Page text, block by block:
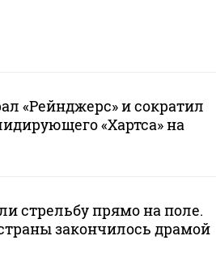
«Рейнджерс» и сократил
«Хартса» на
стрельбу прямо на поле.
закончилось драмой